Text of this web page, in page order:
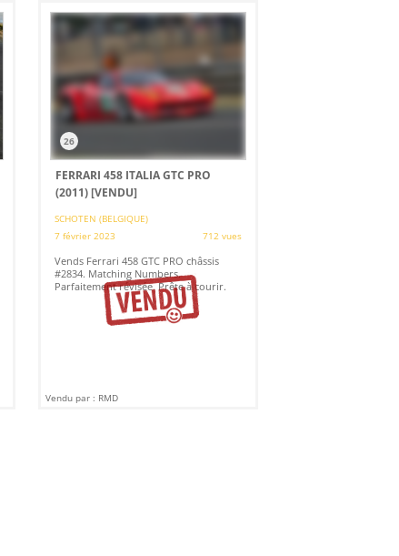
26
FERRARI 458 ITALIA GTC PRO
(2011)[VENDU]
SCHOTEN (BELGIQUE)
7 février 2023
712 vues
Vends Ferrari 458 GTC PRO châssis
#2834. Matching Numbers.
Parfaitement révisée. Prête à courir.
Vendu par : RMD